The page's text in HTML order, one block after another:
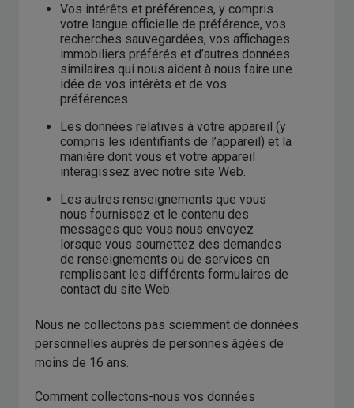
Vos intérêts et préférences, y compris
votre langue officielle de préférence, vos
recherches sauvegardées, vos affichages
immobiliers préférés et d’autres données
similaires qui nous aident à nous faire une
idée de vos intérêts et de vos
préférences.
Les données relatives à votre appareil (y
compris les identifiants de l’appareil) et la
manière dont vous et votre appareil
interagissez avec notre site Web.
Les autres renseignements que vous
nous fournissez et le contenu des
messages que vous nous envoyez
lorsque vous soumettez des demandes
de renseignements ou de services en
remplissant les différents formulaires de
contact du site Web.
Nous ne collectons pas sciemment de données
personnelles auprès de personnes âgées de
moins de 16 ans.
Comment collectons-nous vos données